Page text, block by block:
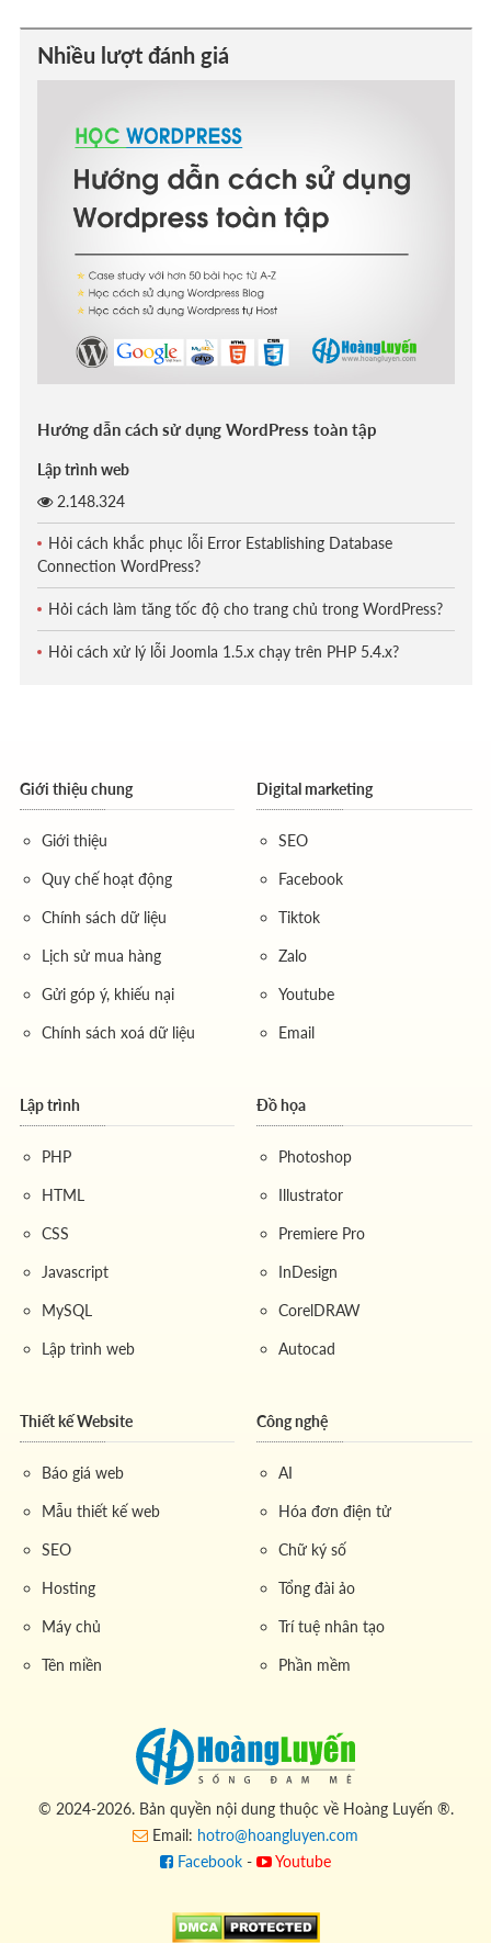
Nhiều lượt đánh giá
Hướng dẫn cách sử dụng WordPress toàn tập
Lập trình web
2.148.324
Hỏi cách khắc phục lỗi Error Establishing Database
Connection WordPress?
Hỏi cách làm tăng tốc độ cho trang chủ trong WordPress?
Hỏi cách xử lý lỗi Joomla 1.5.x chạy trên PHP 5.4.x?
Giới thiệu chung
Giới thiệu
Quy chế hoạt động
Chính sách dữ liệu
Lịch sử mua hàng
Gửi góp ý, khiếu nại
Chính sách xoá dữ liệu
Digital marketing
SEO
Facebook
Tiktok
Zalo
Youtube
Email
Lập trình
PHP
HTML
CSS
Javascript
MySQL
Lập trình web
Đồ họa
Photoshop
Illustrator
Premiere Pro
InDesign
CorelDRAW
Autocad
Thiết kế Website
Báo giá web
Mẫu thiết kế web
SEO
Hosting
Máy chủ
Tên miền
Công nghệ
AI
Hóa đơn điện tử
Chữ ký số
Tổng đài ảo
Trí tuệ nhân tạo
Phần mềm
© 2024-2026. Bản quyền nội dung thuộc về Hoàng Luyến ®.
Email: hotro@hoangluyen.com
Facebook - Youtube